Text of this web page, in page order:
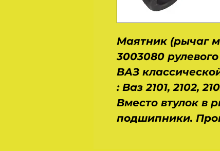
Маятник (рычаг
3003080
ВАЗ
: Ваз 2101, 2102,
Вместо втулок в
подшипники.